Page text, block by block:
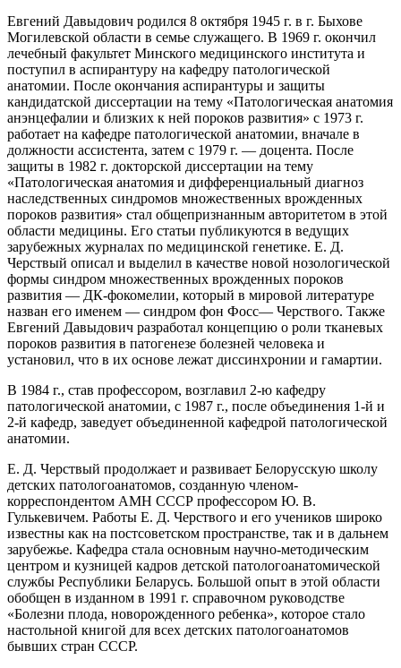
Евгений Давыдович родился 8 октября 1945 г. в г. Быхове
Могилевской области в семье служащего. В 1969 г. окончил
лечебный факультет Минского медицинского института и
поступил в аспирантуру на кафедру патологической
анатомии. После окончания аспирантуры и защиты
кандидатской диссертации на тему «Патологическая анатомия
анэнцефалии и близких к ней пороков развития» с 1973 г.
работает на кафедре патологической анатомии, вначале в
должности ассистента, затем с 1979 г. — доцента. После
защиты в 1982 г. докторской диссертации на тему
«Патологическая анатомия и дифференциальный диагноз
наследственных синдромов множественных врожденных
пороков развития» стал общепризнанным авторитетом в этой
области медицины. Его статьи публикуются в ведущих
зарубежных журналах по медицинской генетике. Е. Д.
Черствый описал и выделил в качестве новой нозологической
формы синдром множественных врожденных пороков
развития — ДК-фокомелии, который в мировой литературе
назван его именем — синдром фон Фосс— Черствого. Также
Евгений Давыдович разработал концепцию о роли тканевых
пороков развития в патогенезе болезней человека и
установил, что в их основе лежат диссинхронии и гамартии.
В 1984 г., став профессором, возглавил 2-ю кафедру
патологической анатомии, с 1987 г., после объединения 1-й и
2-й кафедр, заведует объединенной кафедрой патологической
анатомии.
Е. Д. Черствый продолжает и развивает Белорусскую школу
детских патологоанатомов, созданную членом-
корреспондентом АМН СССР профессором Ю. В.
Гулькевичем. Работы Е. Д. Черствого и его учеников широко
известны как на постсоветском пространстве, так и в дальнем
зарубежье. Кафедра стала основным научно-методическим
центром и кузницей кадров детской патологоанатомической
службы Республики Беларусь. Большой опыт в этой области
обобщен в изданном в 1991 г. справочном руководстве
«Болезни плода, новорожденного ребенка», которое стало
настольной книгой для всех детских патологоанатомов
бывших стран СССР.